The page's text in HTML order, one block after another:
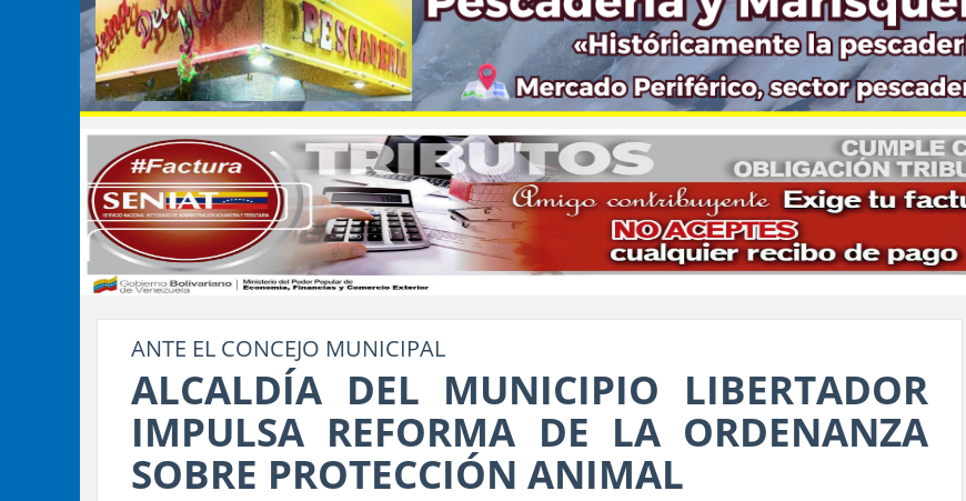
ANTE EL CONCEJO MUNICIPAL
ALCALDÍA DEL MUNICIPIO LIBERTADOR
IMPULSA REFORMA DE LA ORDENANZA
SOBRE PROTECCIÓN ANIMAL